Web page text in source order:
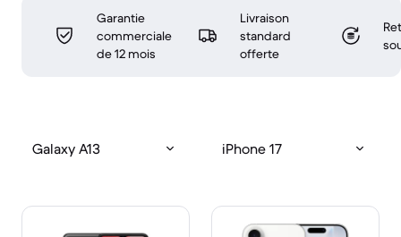
Garantie
commerciale
de 12 mois
Livraison
standard
offerte
Galaxy A13 iPhone 17